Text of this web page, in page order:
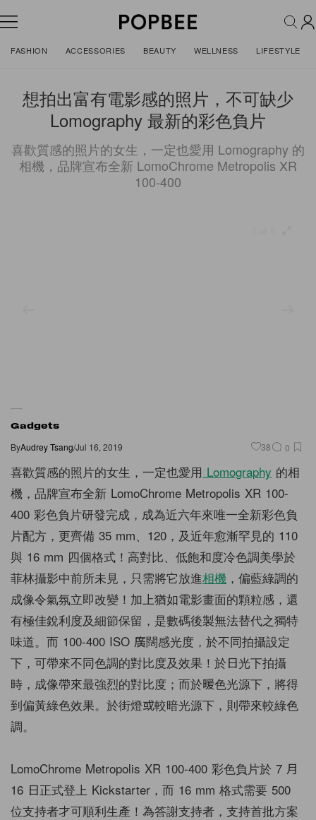
FASHION ACCESSORIES BEAUTY WELLNESS LIFESTYLE
想拍出富有電影感的照片，不可缺少
Lomography 最新的彩色負片
喜歡質感的照片的女生，一定也愛用 Lomography 的
相機，品牌宣布全新 LomoChrome Metropolis XR
100-400
Gadgets
ByAudrey Tsang/Jul 16, 2019 38 0
喜歡質感的照片的女生，一定也愛用 Lomography 的相
機，品牌宣布全新 LomoChrome Metropolis XR 100-
400 彩色負片研發完成，成為近六年來唯一全新彩色負
片配方，更齊備 35 mm、120，及近年愈漸罕見的 110
與 16 mm 四個格式！高對比、低飽和度冷色調美學於
菲林攝影中前所未見，只需將它放進相機 ，偏藍綠調的
成像令氣氛立即改變！加上猶如電影畫面的顆粒感，還
有極佳銳利度及細節保留，是數碼後製無法替代之獨特
味道。而 100-400 ISO 廣闊感光度，於不同拍攝設定
下，可帶來不同色調的對比度及效果！於日光下拍攝
時，成像帶來最強烈的對比度；而於暖色光源下，將得
到偏黃綠色效果。於街燈或較暗光源下，則帶來較綠色
調。
LomoChrome Metropolis XR 100-400 彩色負片於 7 月
16 日正式登上 Kickstarter，而 16 mm 格式需要 500
位支持者才可順利生產！為答謝支持者，支持首批方案